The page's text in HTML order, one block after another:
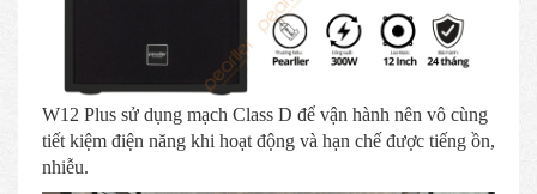
W12 Plus sử dụng mạch Class D để vận hành nên vô cùng
tiết kiệm điện năng khi hoạt động và hạn chế được tiếng ồn,
nhiễu.